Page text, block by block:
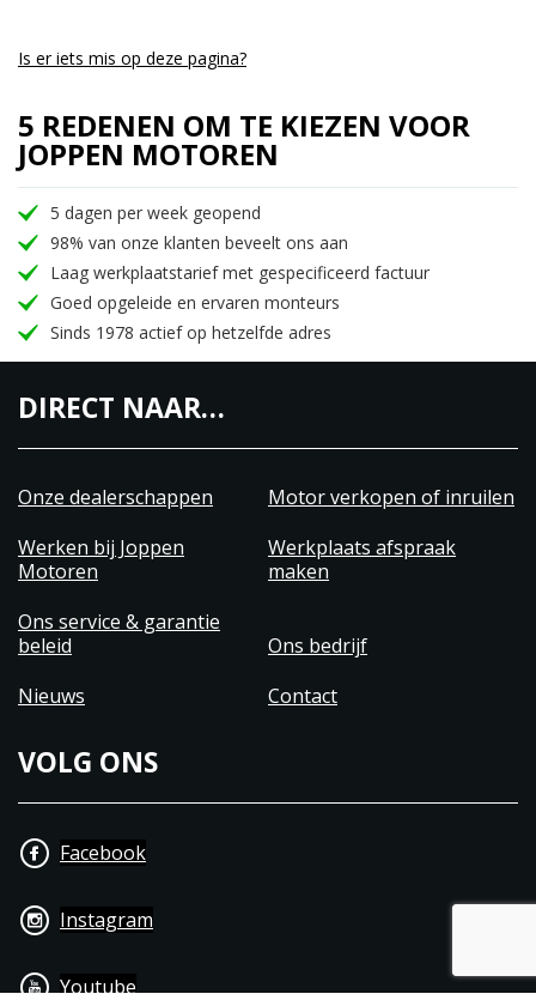
Is er iets mis op deze pagina?
5 REDENEN OM TE KIEZEN VOOR
JOPPEN MOTOREN
5 dagen per week geopend
98% van onze klanten beveelt ons aan
Laag werkplaatstarief met gespecificeerd factuur
Goed opgeleide en ervaren monteurs
Sinds 1978 actief op hetzelfde adres
DIRECT NAAR…
Onze dealerschappen
Motor verkopen of inruilen
Werken bij Joppen
Motoren
Werkplaats afspraak
maken
Ons service & garantie
beleid
Ons bedrijf
Nieuws
Contact
VOLG ONS
Facebook
Instagram
Youtube